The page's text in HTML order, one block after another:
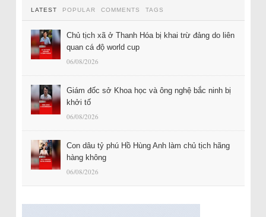
LATEST POPULAR COMMENTS TAGS
Chủ tịch xã ở Thanh Hóa bị khai trừ đảng do liên
quan cá độ world cup
06/08/2026
Giám đốc sở Khoa học và ông nghệ bắc ninh bị
khởi tố
06/08/2026
Con dâu tỷ phú Hồ Hùng Anh làm chủ tịch hãng
hàng không
06/08/2026